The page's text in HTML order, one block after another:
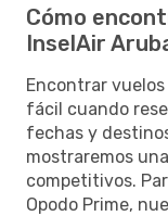
Cómo
InselAir
Encontrar
fácil cuando
fechas y
mostraremos
competitivos.
Opodo Prime,